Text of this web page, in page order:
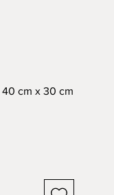
cm x 30 cm